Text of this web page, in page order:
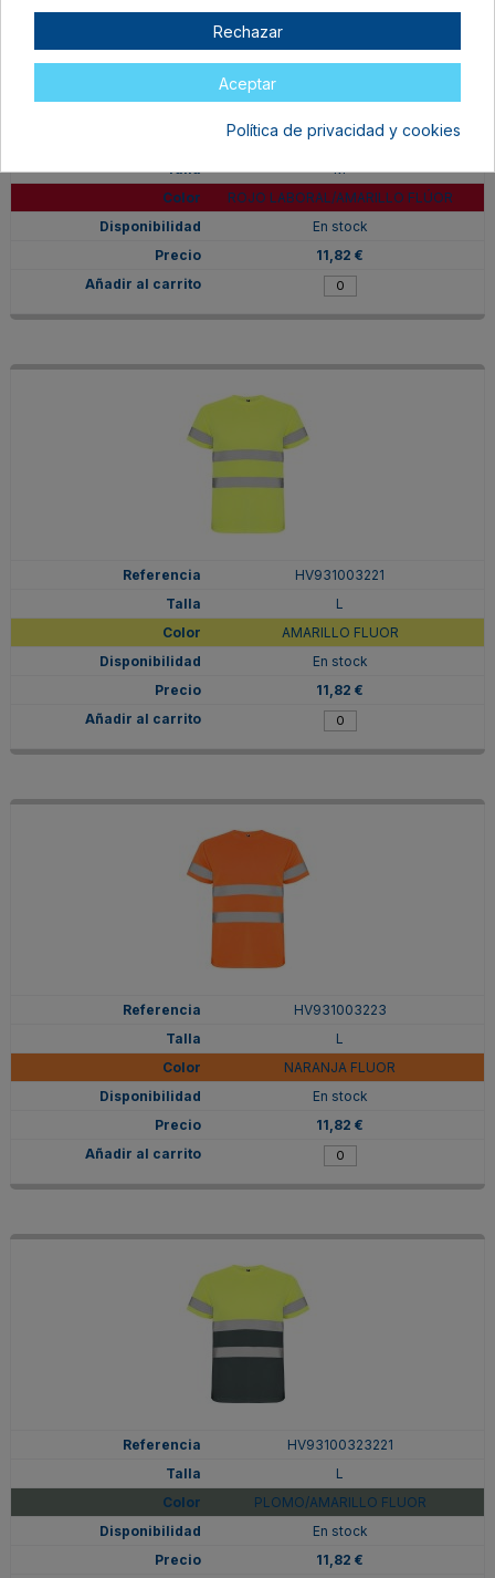
HV931002601221
M
ROJO LABORAL/AMARILLO FLÚOR
En stock
11,82 €
HV931003221
L
AMARILLO FLUOR
En stock
11,82 €
HV931003223
L
NARANJA FLUOR
En stock
11,82 €
HV93100323221
L
PLOMO/AMARILLO FLUOR
En stock
11,82 €
Rechazar
Aceptar
Política de privacidad y cookies